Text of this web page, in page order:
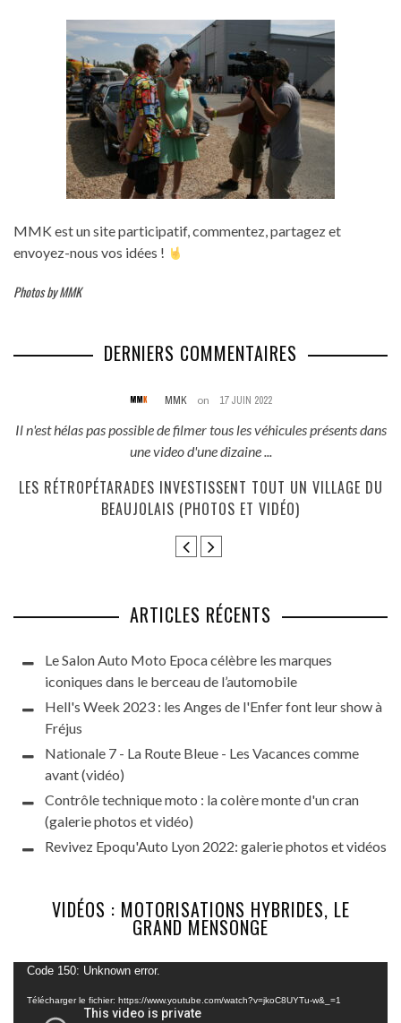
MMK est un site participatif, commentez, partagez et
envoyez-nous vos idées !
Photos by MMK
DERNIERS COMMENTAIRES
MMK on 17 JUIN 2022
Il n'est hélas pas possible de filmer tous les véhicules présents dans
une video d'une dizaine ...
LES RÉTROPÉTARADES INVESTISSENT TOUT UN VILLAGE DU
BEAUJOLAIS (PHOTOS ET VIDÉO)
ARTICLES RÉCENTS
Le Salon Auto Moto Epoca célèbre les marques
iconiques dans le berceau de l’automobile
Hell's Week 2023 : les Anges de l'Enfer font leur show à
Fréjus
Nationale 7 - La Route Bleue - Les Vacances comme
avant (vidéo)
Contrôle technique moto : la colère monte d'un cran
(galerie photos et vidéo)
Revivez Epoqu'Auto Lyon 2022: galerie photos et vidéos
VIDÉOS : MOTORISATIONS HYBRIDES, LE
GRAND MENSONGE
Lecteur
vidéo
Code 150: Unknown error.
Télécharger le fichier: https://www.youtube.com/watch?v=jkoC8UYTu-w&_=1